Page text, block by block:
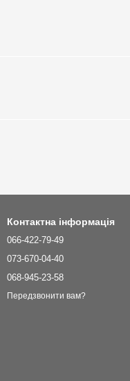
Контактна інформація
066-422-79-49
073-670-04-40
068-945-23-58
Передзвонити вам?